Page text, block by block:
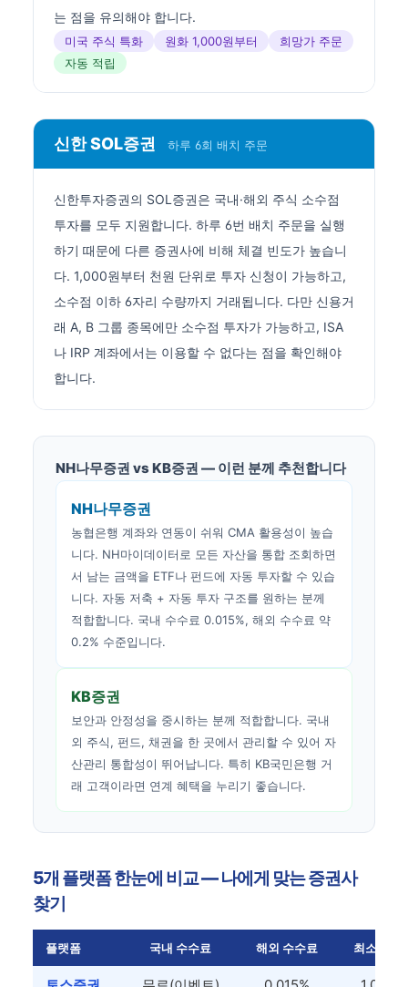
는 점을 유의해야 합니다.
미국 주식 특화 원화 1,000원부터
희망가 주문
자동 적립
신한 SOL증권 하루 6회 배치 주문
신한투자증권의 SOL증권은 국내·해외 주식 소수점
투자를 모두 지원합니다. 하루 6번 배치 주문을 실행
하기 때문에 다른 증권사에 비해 체결 빈도가 높습니
다. 1,000원부터 천원 단위로 투자 신청이 가능하고,
소수점 이하 6자리 수량까지 거래됩니다. 다만 신용거
래 A, B 그룹 종목에만 소수점 투자가 가능하고, ISA
나 IRP 계좌에서는 이용할 수 없다는 점을 확인해야
합니다.
NH나무증권 vs KB증권 — 이런 분께 추천합니다
NH나무증권
농협은행 계좌와 연동이 쉬워 CMA 활용성이 높습
니다. NH마이데이터로 모든 자산을 통합 조회하면
서 남는 금액을 ETF나 펀드에 자동 투자할 수 있습
니다. 자동 저축 + 자동 투자 구조를 원하는 분께
적합합니다. 국내 수수료 0.015%, 해외 수수료 약
0.2% 수준입니다.
KB증권
보안과 안정성을 중시하는 분께 적합합니다. 국내
외 주식, 펀드, 채권을 한 곳에서 관리할 수 있어 자
산관리 통합성이 뛰어납니다. 특히 KB국민은행 거
래 고객이라면 연계 혜택을 누리기 좋습니다.
5개 플랫폼 한눈에 비교 — 나에게 맞는 증권사
찾기
플랫폼 국내 수수료 해외 수수료 최소 투자